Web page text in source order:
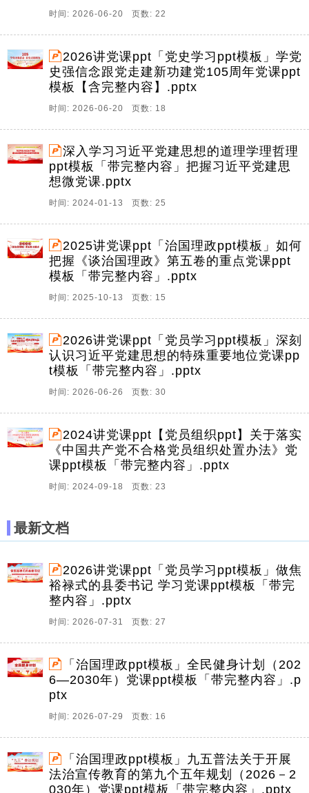
时间: 2026-06-20 页数: 22
2026讲党课ppt「党史学习ppt模板」学党
史强信念跟党走建新功建党105周年党课ppt
模板【含完整内容】.pptx
时间: 2026-06-20 页数: 18
深入学习习近平党建思想的道理学理哲理
ppt模板「带完整内容」把握习近平党建思
想微党课.pptx
时间: 2024-01-13 页数: 25
2025讲党课ppt「治国理政ppt模板」如何
把握《谈治国理政》第五卷的重点党课ppt
模板「带完整内容」.pptx
时间: 2025-10-13 页数: 15
2026讲党课ppt「党员学习ppt模板」深刻
认识习近平党建思想的特殊重要地位党课pp
t模板「带完整内容」.pptx
时间: 2026-06-26 页数: 30
2024讲党课ppt【党员组织ppt】关于落实
《中国共产党不合格党员组织处置办法》党
课ppt模板「带完整内容」.pptx
时间: 2024-09-18 页数: 23
最新文档
2026讲党课ppt「党员学习ppt模板」做焦
裕禄式的县委书记 学习党课ppt模板「带完
整内容」.pptx
时间: 2026-07-31 页数: 27
「治国理政ppt模板」全民健身计划（202
6—2030年）党课ppt模板「带完整内容」.p
ptx
时间: 2026-07-29 页数: 16
「治国理政ppt模板」九五普法关于开展
法治宣传教育的第九个五年规划（2026－2
030年）党课ppt模板「带完整内容」.pptx